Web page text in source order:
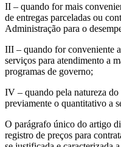
II – quando for mais
de entregas parceladas ou
Administração para o
III – quando for conveniente
serviços para atendimento a
programas de governo;
IV – quando pela natureza
previamente o quantitativo a
O parágrafo único do artigo
registro de preços para